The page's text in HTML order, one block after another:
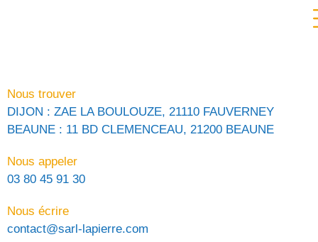
Nous trouver
DIJON : ZAE LA BOULOUZE, 21110 FAUVERNEY
BEAUNE : 11 BD CLEMENCEAU, 21200 BEAUNE
Nous appeler
03 80 45 91 30
Nous écrire
contact@sarl-lapierre.com